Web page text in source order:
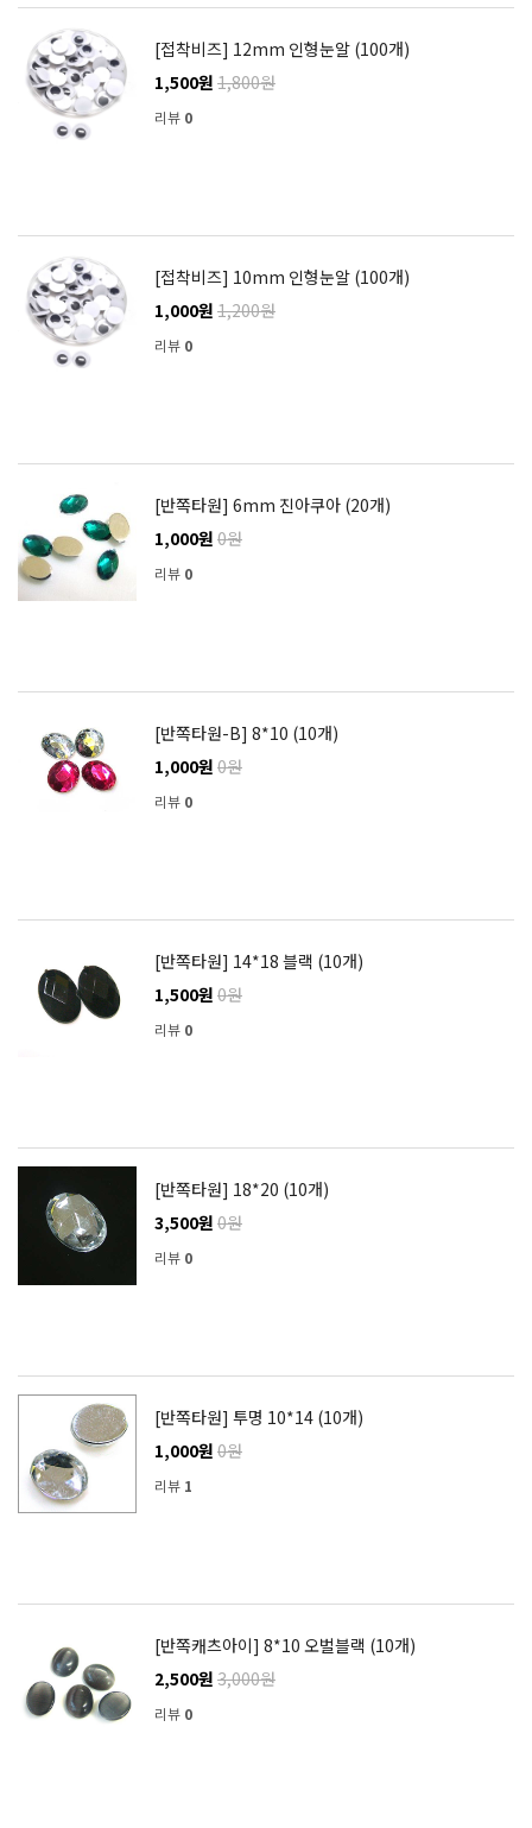
[접착비즈] 12mm 인형눈알 (100개)
1,500원 1,800원
리뷰 0
[접착비즈] 10mm 인형눈알 (100개)
1,000원 1,200원
리뷰 0
[반쪽타원] 6mm 진아쿠아 (20개)
1,000원 0원
리뷰 0
[반쪽타원-B] 8*10 (10개)
1,000원 0원
리뷰 0
[반쪽타원] 14*18 블랙 (10개)
1,500원 0원
리뷰 0
[반쪽타원] 18*20 (10개)
3,500원 0원
리뷰 0
[반쪽타원] 투명 10*14 (10개)
1,000원 0원
리뷰 1
[반쪽캐츠아이] 8*10 오벌블랙 (10개)
2,500원 3,000원
리뷰 0